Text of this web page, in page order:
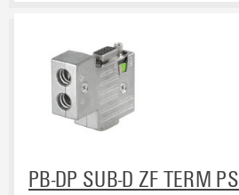
Interfaccia di programmazione
BUS, interfaccia PG
PB-DP SUB-D ZF TERM PS